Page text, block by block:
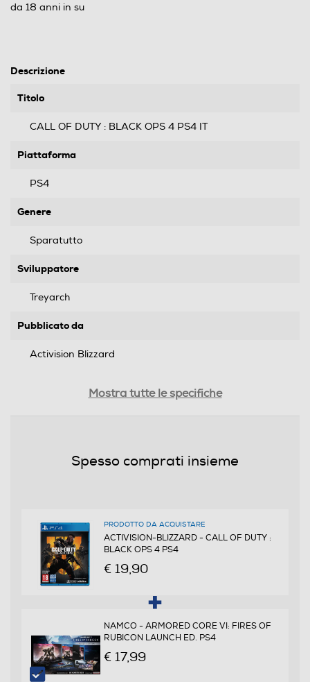
da 18 anni in su
Descrizione
Titolo
CALL OF DUTY : BLACK OPS 4 PS4 IT
Piattaforma
PS4
Genere
Sparatutto
Sviluppatore
Treyarch
Pubblicato da
Activision Blizzard
da 18 anni in su
Online
Trama
Mostra tutte le specifiche
Spesso comprati insieme
PRODOTTO DA ACQUISTARE
ACTIVISION-BLIZZARD - CALL OF DUTY :
BLACK OPS 4 PS4
€ 19,90
NAMCO - ARMORED CORE VI: FIRES OF
RUBICON LAUNCH ED. PS4
€ 17,99